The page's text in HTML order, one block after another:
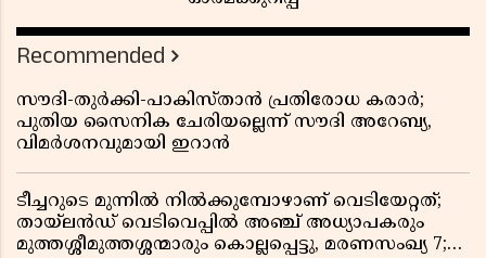
Recommended
സൗദി-തുർക്കി-പാകിസ്താൻ പ്രതിരോധ കരാർ;
പുതിയ സൈനിക ചേരിയല്ലെന്ന് സൗദി അറേബ്യ,
വിമർശനവുമായി ഇറാൻ
ടീച്ചറുടെ മുന്നിൽ നിൽക്കുമ്പോഴാണ് വെടിയേറ്റത്;
തായ്‌ലൻഡ് വെടിവെപ്പിൽ അഞ്ച് അധ്യാപകരും
മുത്തശ്ശീമുത്തശ്ശന്മാരും കൊല്ലപ്പെട്ടു, മരണസംഖ്യ 7;